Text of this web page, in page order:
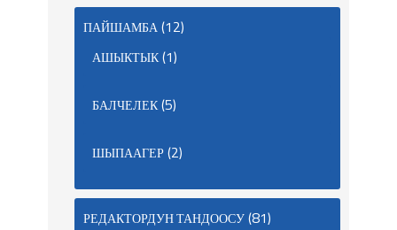
ПАЙШАМБА(12)
АШЫКТЫК(1)
БАЛЧЕЛЕК(5)
ШЫПААГЕР(2)
РЕДАКТОРДУН ТАНДООСУ(81)